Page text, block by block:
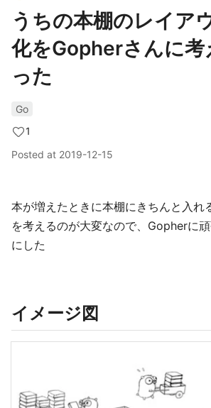
うちの本棚のレイア
化をGopherさんに考
った
Go
1
Posted at 2019-12-15
本が増えたときに本棚にきちんと入れ
を考えるのが大変なので、Gopherに
にした
イメージ図